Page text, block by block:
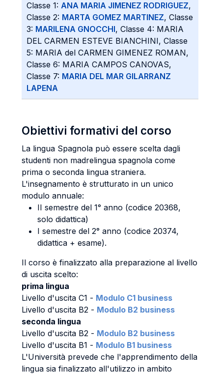
Classe 1: ANA MARIA JIMENEZ RODRIGUEZ,
Classe 2: MARTA GOMEZ MARTINEZ, Classe
3: MARILENA GNOCCHI, Classe 4: MARIA
DEL CARMEN ESTEVE BIANCHINI, Classe
5: MARIA del CARMEN GIMENEZ ROMAN,
Classe 6: MARIA CAMPOS CANOVAS,
Classe 7: MARIA DEL MAR GILARRANZ
LAPENA
Obiettivi formativi del corso
La lingua Spagnola può essere scelta dagli
studenti non madrelingua spagnola come
prima o seconda lingua straniera.
L'insegnamento è strutturato in un unico
modulo annuale:
II semestre del 1° anno (codice 20368,
solo didattica)
I semestre del 2° anno (codice 20374,
didattica + esame).
Il corso è finalizzato alla preparazione al livello
di uscita scelto:
prima lingua
Livello d'uscita C1 - Modulo C1 business
Livello d'uscita B2 - Modulo B2 business
seconda lingua
Livello d'uscita B2 - Modulo B2 business
Livello d'uscita B1 - Modulo B1 business
L'Università prevede che l'apprendimento della
lingua sia finalizzato all'utilizzo in ambito